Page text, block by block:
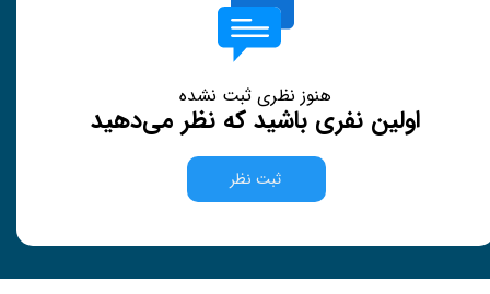
هنوز نظری ثبت نشده
اولین نفری باشید که نظر می‌دهید
ثبت نظر